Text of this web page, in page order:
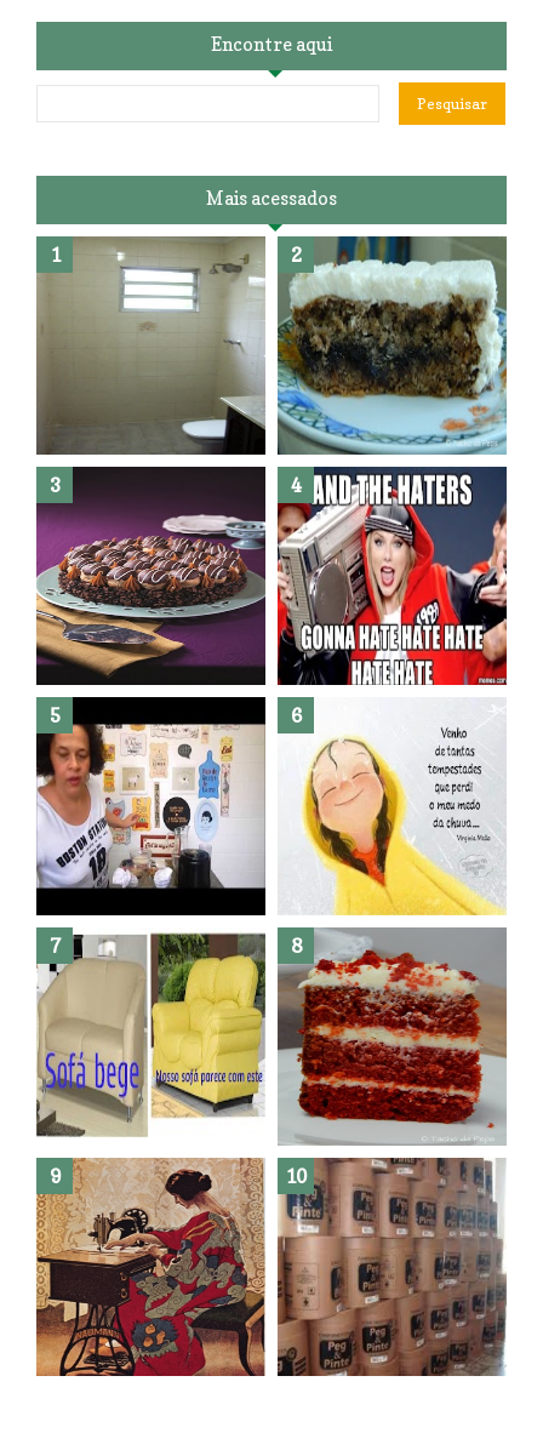
Encontre aqui
Mais acessados
Banheiro novo por menos de
R$300,00 ?? E sem quebra
quebra ??( Editado)
Posso congelar bolo ??
Dez bolos pra fazer antes de
morrer !
Haters, como surgiram?
O medo que habita em nós.
Reforma do sofá, agora é em
patchwork!
The Red Velvet !!! O Perfeito